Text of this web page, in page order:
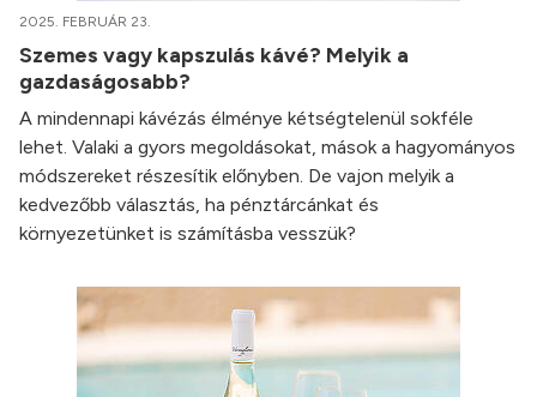
2025. FEBRUÁR 23.
Szemes vagy kapszulás kávé? Melyik a
gazdaságosabb?
A mindennapi kávézás élménye kétségtelenül sokféle
lehet. Valaki a gyors megoldásokat, mások a hagyományos
módszereket részesítik előnyben. De vajon melyik a
kedvezőbb választás, ha pénztárcánkat és
környezetünket is számításba vesszük?